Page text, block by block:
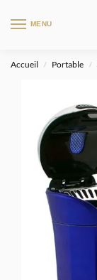
MENU
Accueil / Portable /